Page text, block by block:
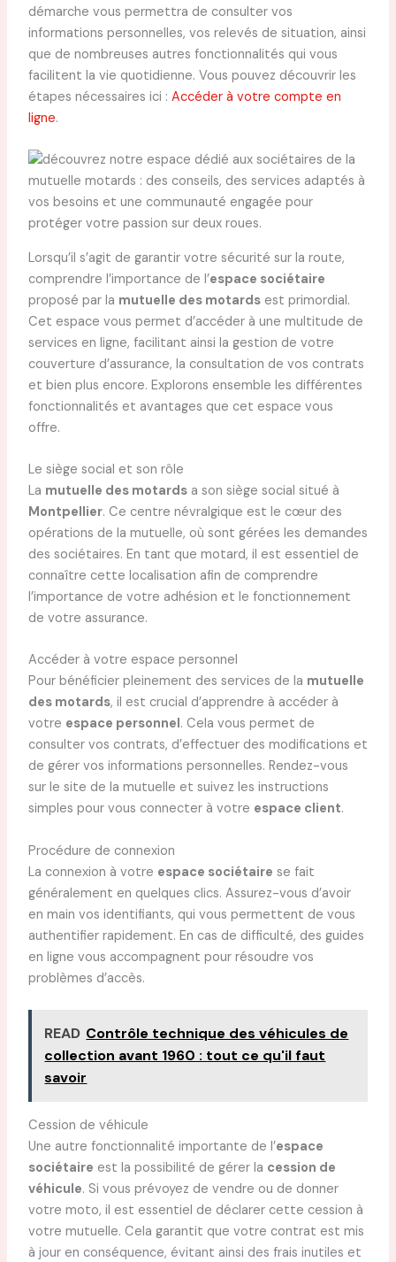
démarche vous permettra de consulter vos
informations personnelles, vos relevés de situation, ainsi
que de nombreuses autres fonctionnalités qui vous
facilitent la vie quotidienne. Vous pouvez découvrir les
étapes nécessaires ici : Accéder à votre compte en
ligne.
Lorsqu’il s’agit de garantir votre sécurité sur la route,
comprendre l’importance de l’espace sociétaire
proposé par la mutuelle des motardsest primordial.
Cet espace vous permet d’accéder à une multitude de
services en ligne, facilitant ainsi la gestion de votre
couverture d’assurance, la consultation de vos contrats
et bien plus encore. Explorons ensemble les différentes
fonctionnalités et avantages que cet espace vous
offre.
Le siège social et son rôle
La mutuelle des motardsa son siège social situé à
Montpellier. Ce centre névralgique est le cœur des
opérations de la mutuelle, où sont gérées les demandes
des sociétaires. En tant que motard, il est essentiel de
connaître cette localisation afin de comprendre
l’importance de votre adhésion et le fonctionnement
de votre assurance.
Accéder à votre espace personnel
Pour bénéficier pleinement des services de la mutuelle
des motards, il est crucial d’apprendre à accéder à
votre espace personnel. Cela vous permet de
consulter vos contrats, d’effectuer des modifications et
de gérer vos informations personnelles. Rendez-vous
sur le site de la mutuelle et suivez les instructions
simples pour vous connecter à votre espace client.
Procédure de connexion
La connexion à votre espace sociétaire se fait
généralement en quelques clics. Assurez-vous d’avoir
en main vos identifiants, qui vous permettent de vous
authentifier rapidement. En cas de difficulté, des guides
en ligne vous accompagnent pour résoudre vos
problèmes d’accès.
READ Contrôle technique des véhicules de
collection avant 1960 : tout ce qu'il faut
savoir
Cession de véhicule
Une autre fonctionnalité importante de l’espace
sociétaire est la possibilité de gérer la cession de
véhicule. Si vous prévoyez de vendre ou de donner
votre moto, il est essentiel de déclarer cette cession à
votre mutuelle. Cela garantit que votre contrat est mis
à jour en conséquence, évitant ainsi des frais inutiles et